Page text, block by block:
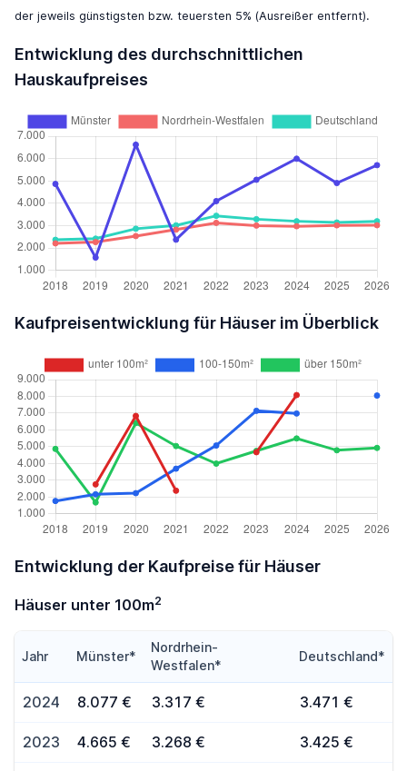
der jeweils günstigsten bzw. teuersten 5% (Ausreißer entfernt).
Entwicklung des durchschnittlichen
Hauskaufpreises
Kaufpreisentwicklung für Häuser im Überblick
Entwicklung der Kaufpreise für Häuser
Häuser unter 100m2
Jahr Münster*
Nordrhein-
Westfalen*
Deutschland*
2024 8.077 € 3.317 € 3.471 €
2023 4.665 € 3.268 € 3.425 €